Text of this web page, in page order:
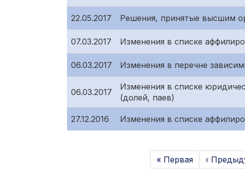
22.05.2017 Решения, принятые высшим
07.03.2017 Изменения в списке
06.03.2017 Изменения в перечне
06.03.2017
Изменения в списке
(долей, паев)
27.12.2016 Изменения в списке
« Первая ‹